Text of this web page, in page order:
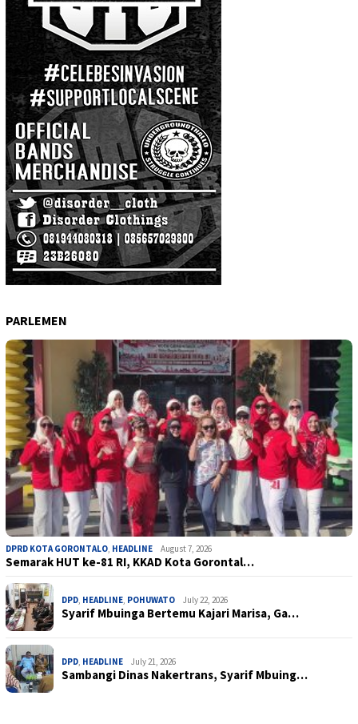
PARLEMEN
DPRD KOTA GORONTALO, HEADLINE August 7, 2026
Semarak HUT ke-81 RI, KKAD Kota Gorontal…
DPD, HEADLINE, POHUWATO July 22, 2026
Syarif Mbuinga Bertemu Kajari Marisa, Ga…
DPD, HEADLINE July 21, 2026
Sambangi Dinas Nakertrans, Syarif Mbuing…